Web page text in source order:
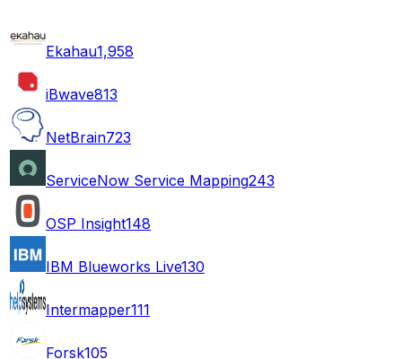
Ekahau1,958
iBwave813
NetBrain723
ServiceNow Service Mapping243
OSP Insight148
IBM Blueworks Live130
Intermapper111
Forsk105